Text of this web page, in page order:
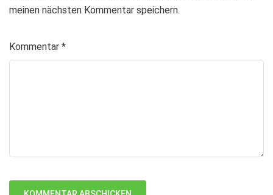
meinen nächsten Kommentar speichern.
Kommentar *